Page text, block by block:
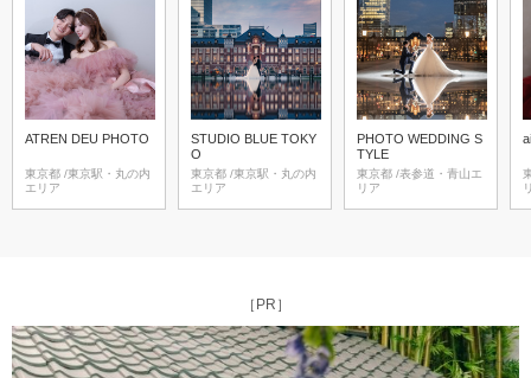
ATREN DEU PHOTO
東京都 /東京駅・丸の内
エリア
STUDIO BLUE TOKY
O
東京都 /東京駅・丸の内
エリア
PHOTO WEDDING S
TYLE
東京都 /表参道・青山エ
リア
東
［PR］